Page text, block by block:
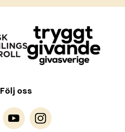
Följ oss